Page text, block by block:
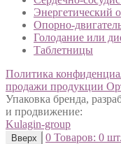
Энергетический
Опорно-
Голодание или
Таблетницы
Политика
продажи продукции
Упаковка бренда,
и продвижение:
Kulagin-group
Вверх 0 Товаров: 0 шт.